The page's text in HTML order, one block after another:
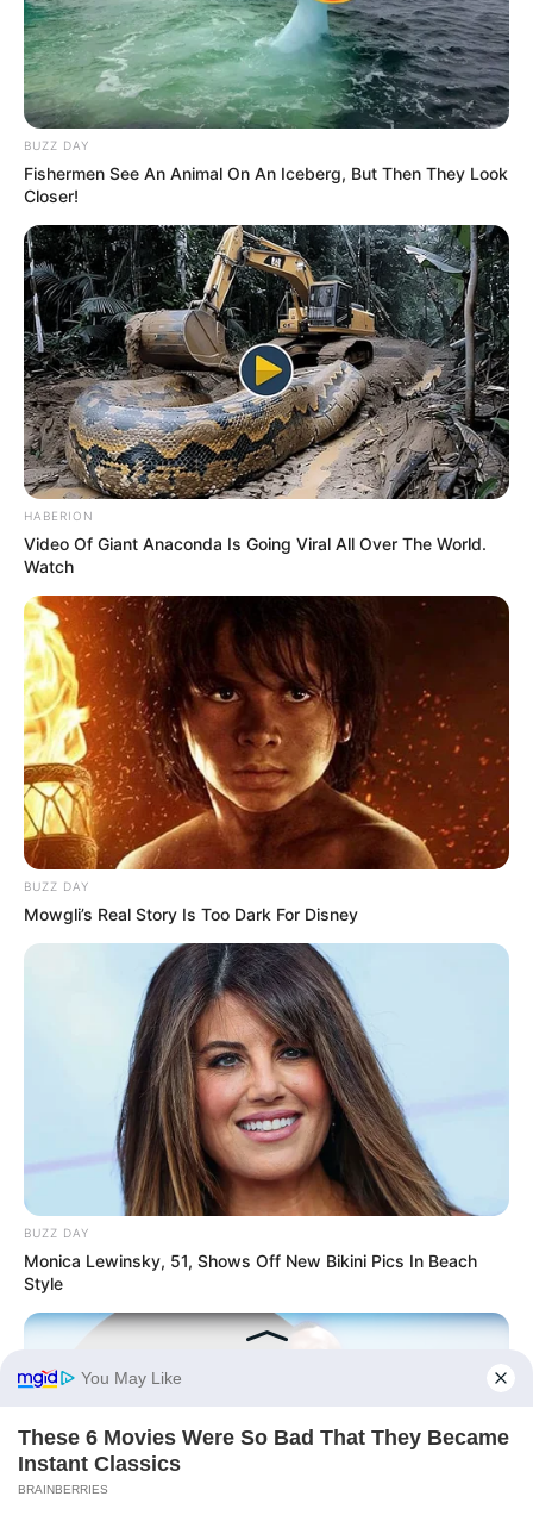
BUZZ DAY
Fishermen See An Animal On An Iceberg, But Then They Look
Closer!
HABERION
Video Of Giant Anaconda Is Going Viral All Over The World.
Watch
BUZZ DAY
Mowgli’s Real Story Is Too Dark For Disney
BUZZ DAY
Monica Lewinsky, 51, Shows Off New Bikini Pics In Beach
Style